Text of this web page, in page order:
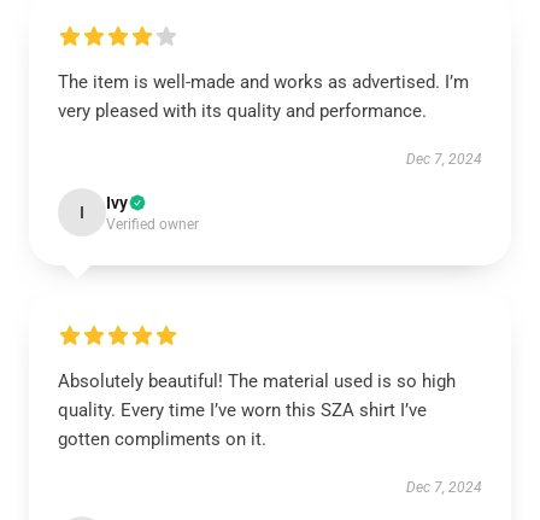
The item is well-made and works as advertised. I’m
very pleased with its quality and performance.
Dec 7, 2024
I Ivy
Verified owner
Absolutely beautiful! The material used is so high
quality. Every time I’ve worn this SZA shirt I’ve
gotten compliments on it.
Dec 7, 2024